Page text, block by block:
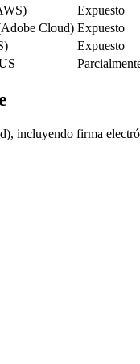
Expuesto
Cloud) Expuesto
Expuesto
incluyendo firma